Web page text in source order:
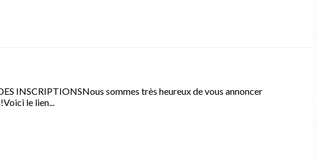
INSCRIPTIONSNous sommes très heureux de vous annoncer
le lien...